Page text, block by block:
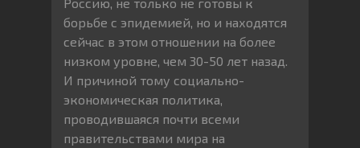
борьбе с эпидемией, но и находятся
сейчас в этом отношении на более
низком уровне, чем 30-50 лет назад.
И причиной тому социально-
экономическая политика,
проводившаяся почти всеми
правительствами мира на